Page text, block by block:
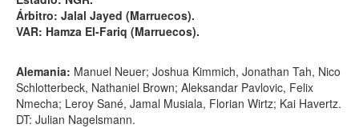
Árbitro: Jalal Jayed (Marruecos).
VAR: Hamza El-Fariq (Marruecos).
Alemania: Manuel Neuer; Joshua Kimmich, Jonathan Tah, Nico
Schlotterbeck, Nathaniel Brown; Aleksandar Pavlovic, Felix
Nmecha; Leroy Sané, Jamal Musiala, Florian Wirtz; Kai Havertz.
DT: Julian Nagelsmann.